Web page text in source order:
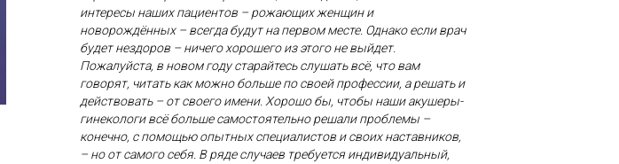
интересы наших пациентов – рожающих женщин и
новорождённых – всегда будут на первом месте. Однако если врач
будет нездоров – ничего хорошего из этого не выйдет.
Пожалуйста, в новом году старайтесь слушать всё, что вам
говорят, читать как можно больше по своей профессии, а решать и
действовать – от своего имени. Хорошо бы, чтобы наши акушеры-
гинекологи всё больше самостоятельно решали проблемы –
конечно, с помощью опытных специалистов и своих наставников,
– но от самого себя. В ряде случаев требуется индивидуальный,